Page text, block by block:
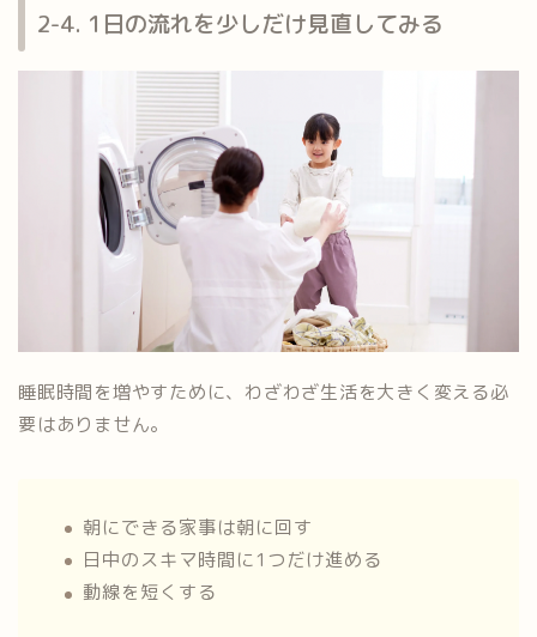
2-4. 1日の流れを少しだけ見直してみる
睡眠時間を増やすために、わざわざ生活を大きく変える必
要はありません。
朝にできる家事は朝に回す
日中のスキマ時間に1つだけ進める
動線を短くする